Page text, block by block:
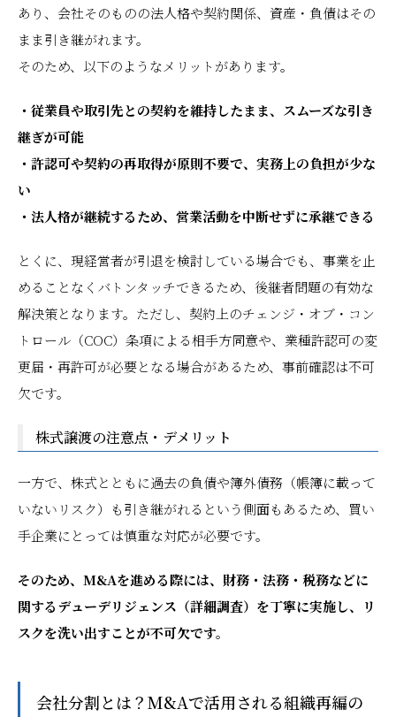
あり、会社そのものの法人格や契約関係、資産・負債はその
まま引き継がれます。
そのため、以下のようなメリットがあります。
・従業員や取引先との契約を維持したまま、スムーズな引き
継ぎが可能
・許認可や契約の再取得が原則不要で、実務上の負担が少な
い
・法人格が継続するため、営業活動を中断せずに承継できる
とくに、現経営者が引退を検討している場合でも、事業を止
めることなくバトンタッチできるため、後継者問題の有効な
解決策となります。ただし、契約上のチェンジ・オブ・コン
トロール（COC）条項による相手方同意や、業種許認可の変
更届・再許可が必要となる場合があるため、事前確認は不可
欠です。
株式譲渡の注意点・デメリット
一方で、株式とともに過去の負債や簿外債務（帳簿に載って
いないリスク）も引き継がれるという側面もあるため、買い
手企業にとっては慎重な対応が必要です。
そのため、M&Aを進める際には、財務・法務・税務などに
関するデューデリジェンス（詳細調査）を丁寧に実施し、リ
スクを洗い出すことが不可欠です。
会社分割とは？M&Aで活用される組織再編の